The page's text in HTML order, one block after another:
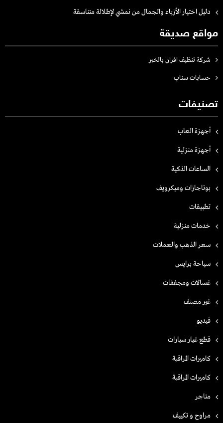
دليل اختيار الأزياء والجمال من نمشي لإطلالة متناسقة
مواقع صديقة
شركة تنظيف افران بالخبر
حسابات سناب
تصنيفات
أجهزة العاب
أجهزة منزلية
الساعات الذكية
بوتاجازات وميكرويف
تطبيقات
خدمات منزلية
سعر الذهب والعملات
سياحة برايس
غسالات ومجففات
غير مصنف
فيديو
قطع غيار سيارات
كاميرات المراقبة
كاميرات المراقبة
متاجر
مراوح و تكييف